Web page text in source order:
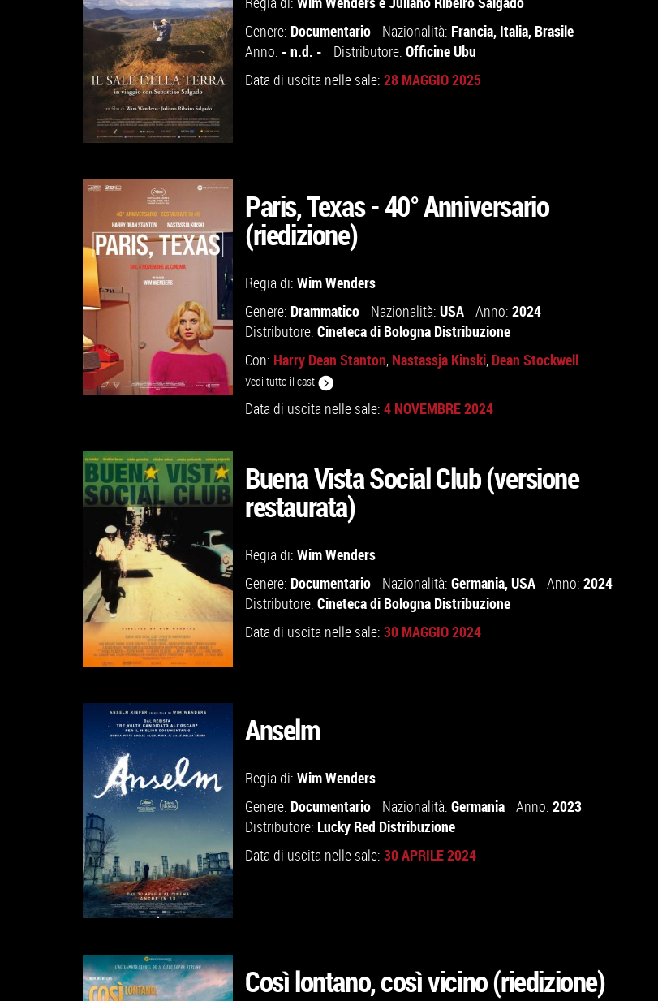
VAI ALLA SCHEDA
GUARDA IL TRAILER
VAI ALLA SCHEDA
Genere: Documentario Nazionalità: Francia, Italia, Brasile
Anno: - n.d. - Distributore: Officine Ubu
Data di uscita nelle sale: 28 MAGGIO 2025
GUARDA IL TRAILER
VAI ALLA SCHEDA
Paris, Texas - 40° Anniversario
(riedizione)
Regia di: Wim Wenders
Genere: Drammatico Nazionalità: USA Anno: 2024
Distributore: Cineteca di Bologna Distribuzione
Con: Harry Dean Stanton, Nastassja Kinski, Dean Stockwell...
Vedi tutto il cast
Data di uscita nelle sale: 4 NOVEMBRE 2024
GUARDA IL TRAILER
VAI ALLA SCHEDA
Buena Vista Social Club (versione
restaurata)
Regia di: Wim Wenders
Genere: Documentario Nazionalità: Germania,USA Anno: 2024
Distributore: Cineteca di Bologna Distribuzione
Data di uscita nelle sale: 30 MAGGIO 2024
Anselm
Regia di: Wim Wenders
Genere: Documentario Nazionalità: Germania Anno: 2023
Distributore: Lucky Red Distribuzione
Data di uscita nelle sale: 30 APRILE 2024
Così lontano, così vicino (riedizione)